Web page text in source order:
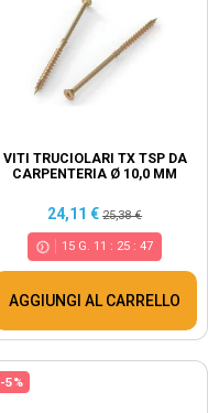
VITI TRUCIOLARI TX TSP DA
CARPENTERIA Ø 10,0 MM
24,11 €25,38 €
15G. 11 : 25: 46
AGGIUNGI AL CARRELLO
-5%